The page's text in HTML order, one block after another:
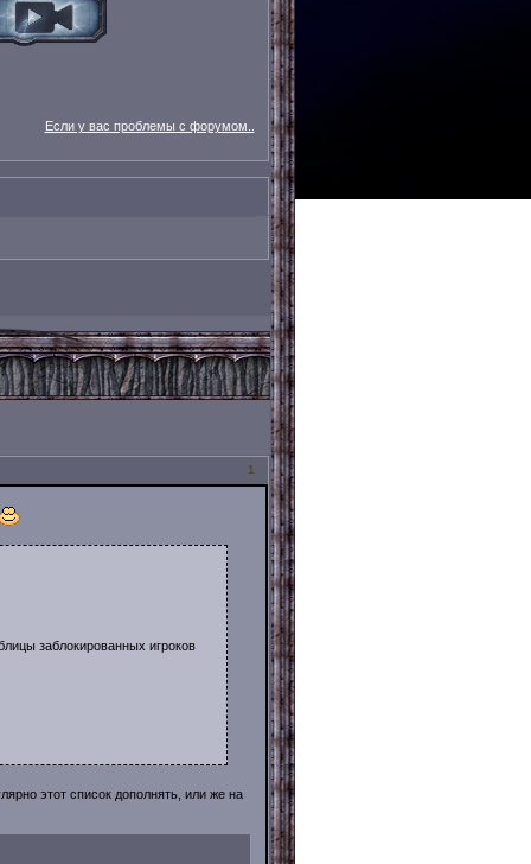
Если у вас проблемы с форумом..
1
заблокированных игроков
этот список дополнять, или же на